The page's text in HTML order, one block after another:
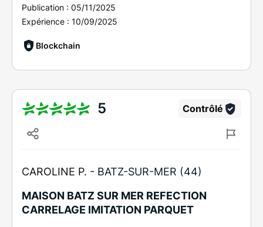
Publication : 05/11/2025
Expérience : 10/09/2025
Blockchain
5 Contrôlé
CAROLINE P. - BATZ-SUR-MER (44)
MAISON BATZ SUR MER REFECTION
CARRELAGE IMITATION PARQUET